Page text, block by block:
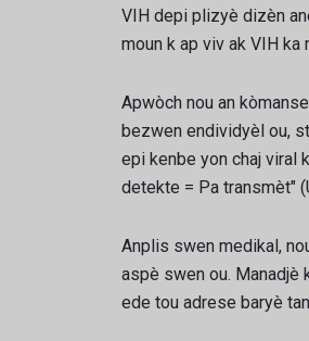
VIH depi plizyè dizèn
moun k ap viv ak VIH
Apwòch nou an
bezwen endividyèl ou,
epi kenbe yon chaj viral
detekte = Pa transmèt"
Anplis swen medikal,
aspè swen ou. Manadjè
ede tou adrese baryè